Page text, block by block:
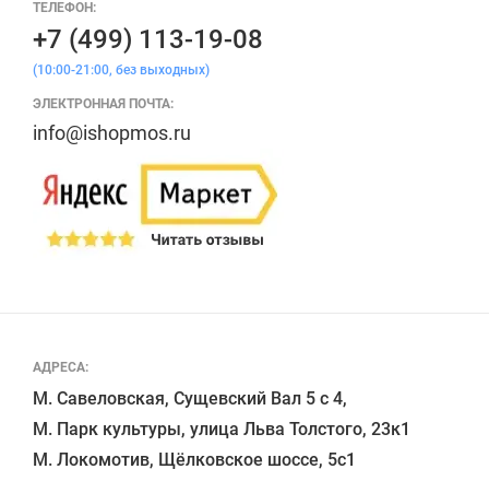
АДРЕСА:
М. Савеловская, Сущевский Вал 5 с 4,
М. Парк культуры, улица Льва Толстого, 23к1
М. Локомотив, Щёлковское шоссе, 5с1
ТЕЛЕФОН:
+7 (499) 113-19-08
(10:00-21:00, без выходных)
ЭЛЕКТРОННАЯ ПОЧТА:
info@ishopmos.ru